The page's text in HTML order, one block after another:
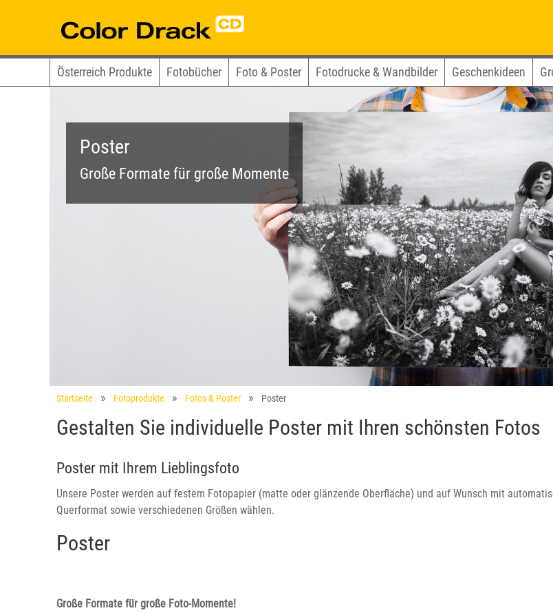
Österreich Produkte Fotobücher Foto & Poster Fotodrucke & Wandbilder Geschenkideen
Poster
Große Formate für große Momente
Startseite Fotoprodukte Fotos & Poster Poster
Gestalten Sie individuelle Poster mit Ihren schönsten Fotos
Poster mit Ihrem Lieblingsfoto
Unsere Poster werden auf festem Fotopapier (matte oder glänzende Oberfläche) und auf Wunsch mit
Querformat sowie verschiedenen Größen wählen.
Poster
Große Formate für große Foto-Momente!